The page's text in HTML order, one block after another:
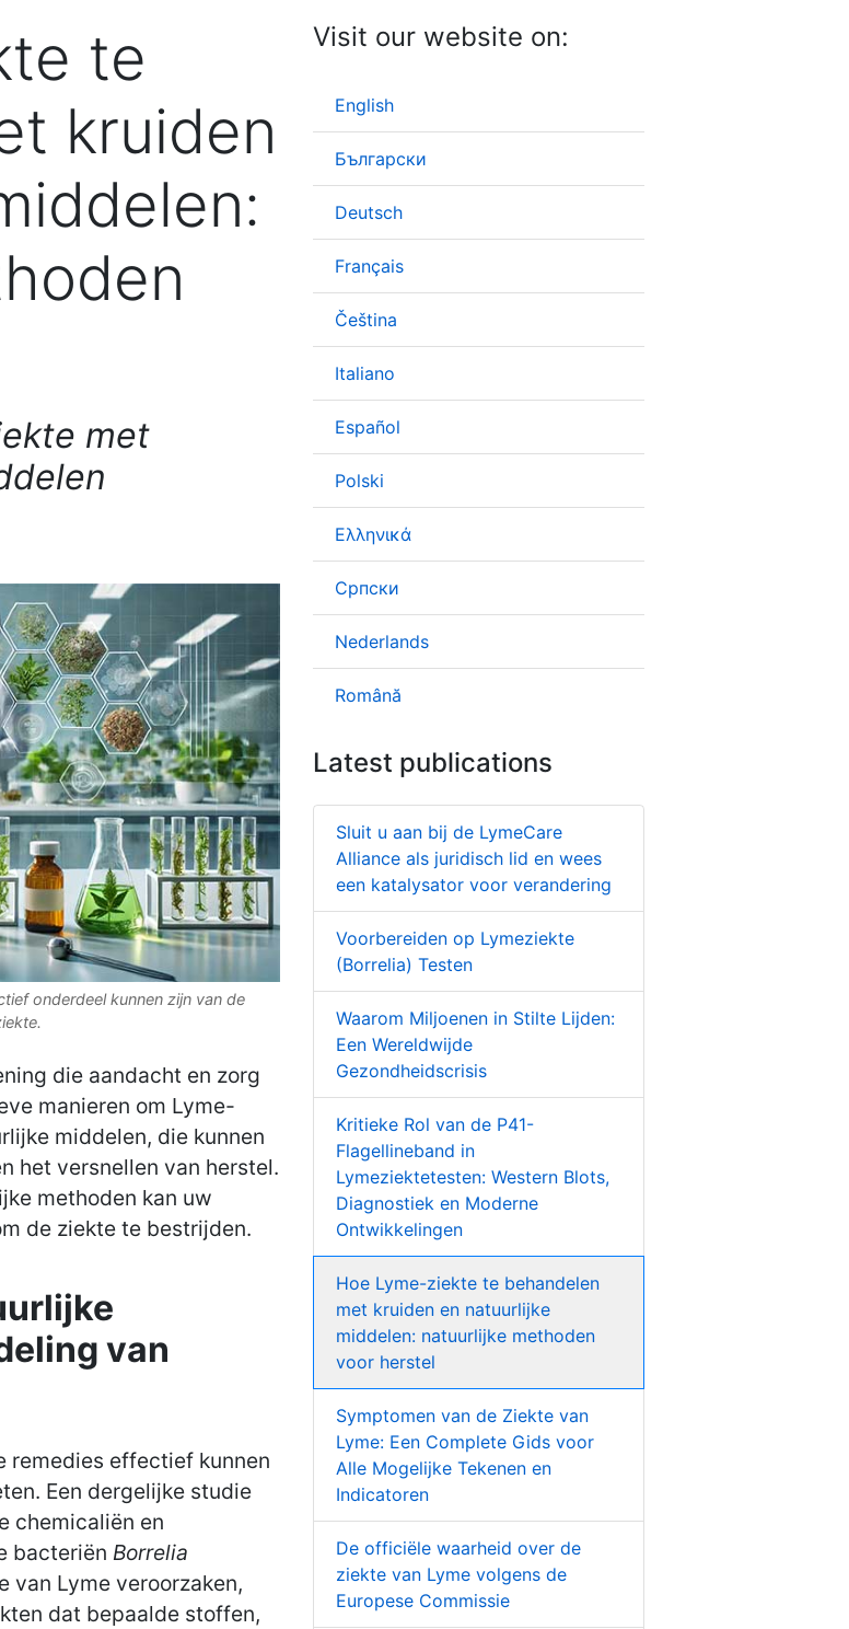
te
kruiden
met
onderdeel kunnen zijn van de
die aandacht en zorg
manieren om Lyme-
middelen, die kunnen
het versnellen van herstel.
methoden kan uw
de ziekte te bestrijden.
van
remedies effectief kunnen
Een dergelijke studie
chemicaliën en
bacteriën Borrelia
van Lyme veroorzaken,
dat bepaalde stoffen,
Visit our website on:
English
Български
Deutsch
Français
Čeština
Italiano
Español
Polski
Ελληνικά
Српски
Nederlands
Română
Latest publications
Sluit u aan bij de LymeCare
Alliance als juridisch lid en wees
een katalysator voor verandering
Voorbereiden op Lymeziekte
(Borrelia) Testen
Waarom Miljoenen in Stilte Lijden:
Een Wereldwijde
Gezondheidscrisis
Kritieke Rol van de P41-
Flagellineband in
Lymeziektetesten: Western Blots,
Diagnostiek en Moderne
Ontwikkelingen
Hoe Lyme-ziekte te behandelen
met kruiden en natuurlijke
middelen: natuurlijke methoden
voor herstel
Symptomen van de Ziekte van
Lyme: Een Complete Gids voor
Alle Mogelijke Tekenen en
Indicatoren
De officiële waarheid over de
ziekte van Lyme volgens de
Europese Commissie